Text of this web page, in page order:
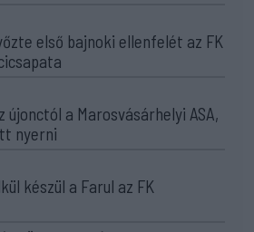
első bajnoki ellenfelét az FK
a Marosvásárhelyi ASA,
nyerni
készül a Farul az FK